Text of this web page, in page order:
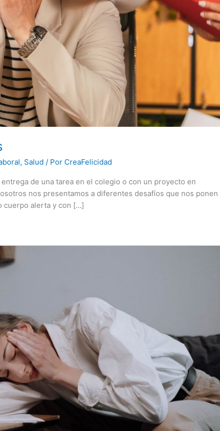
, Salud / Por CreaFelicidad
de una tarea en el colegio o con un proyecto en
nos presentamos a diferentes desafíos que nos ponen
cuerpo alerta y con […]